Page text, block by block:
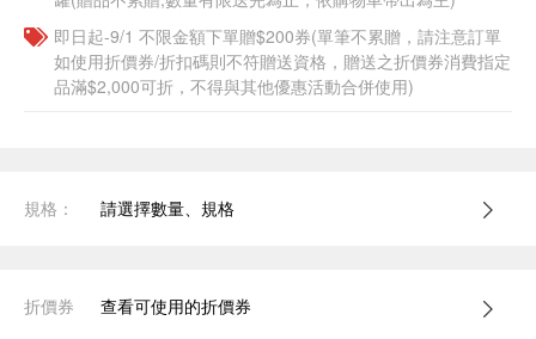
即日起-9/1 不限金額下單贈$200券(單筆不累贈，請注意訂單
如使用折價券/折扣碼則不符贈送資格，贈送之折價券消費指定
品滿$2,000可折，不得與其他優惠活動合併使用)
規格： 請選擇數量、規格
折價券 查看可使用的折價券